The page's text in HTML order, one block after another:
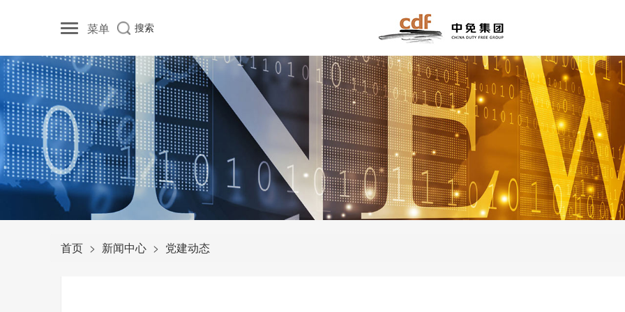
菜单 搜索
首页 新闻中心 党建动态